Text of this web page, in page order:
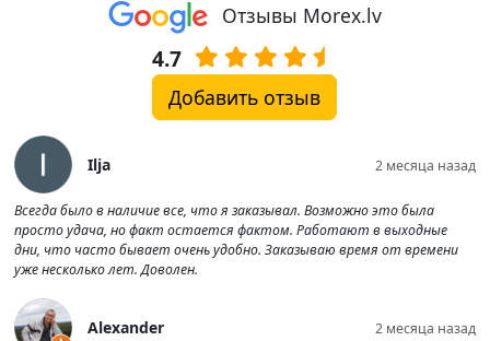
Отзывы Morex.lv
4.7
Добавить отзыв
Ilja 2 месяца назад
Всегда было в наличие все, что я заказывал. Возможно это была
просто удача, но факт остается фактом. Работают в выходные
дни, что часто бывает очень удобно. Заказываю время от времени
уже несколько лет. Доволен.
Alexander 2 месяца назад